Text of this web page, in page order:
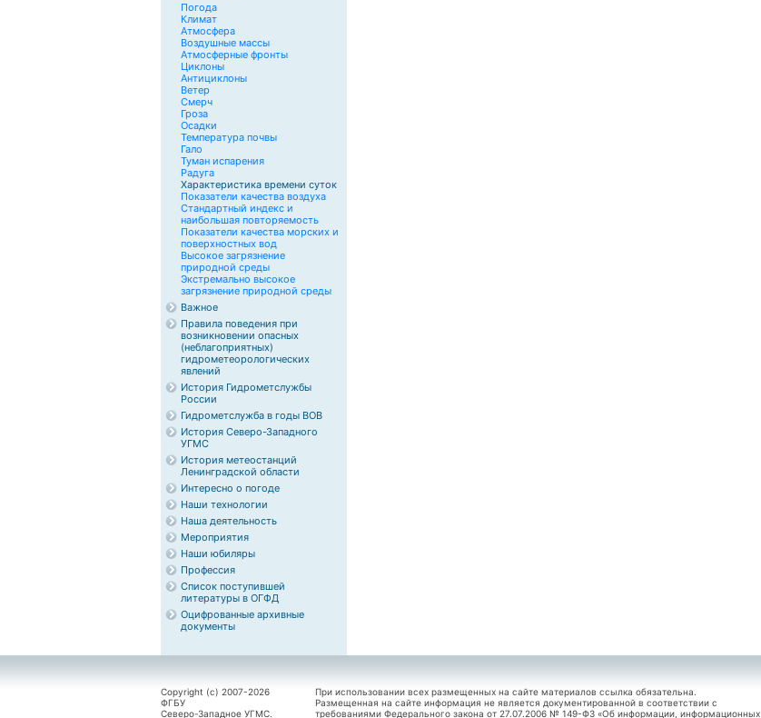
Погода
Климат
Атмосфера
Воздушные массы
Атмосферные фронты
Циклоны
Антициклоны
Ветер
Смерч
Гроза
Осадки
Температура почвы
Гало
Туман испарения
Радуга
Характеристика времени суток
Показатели качества воздуха
Стандартный индекс и
наибольшая повторяемость
Показатели качества морских и
поверхностных вод
Высокое загрязнение
природной среды
Экстремально высокое
загрязнение природной среды
Важное
Правила поведения при
возникновении опасных
(неблагоприятных)
гидрометеорологических
явлений
История Гидрометслужбы
России
Гидрометслужба в годы ВОВ
История Северо-Западного
УГМС
История метеостанций
Ленинградской области
Интересно о погоде
Наши технологии
Наша деятельность
Мероприятия
Наши юбиляры
Профессия
Список поступившей
литературы в ОГФД
Оцифрованные архивные
документы
Copyright (c) 2007-2026
ФГБУ
Северо-Западное УГМС.
При использовании всех размещенных на сайте материалов ссылка обязательна.
Размещенная на сайте информация не является документированной в соответствии с
требованиями Федерального закона от 27.07.2006 № 149-ФЗ «Об информации, информационных